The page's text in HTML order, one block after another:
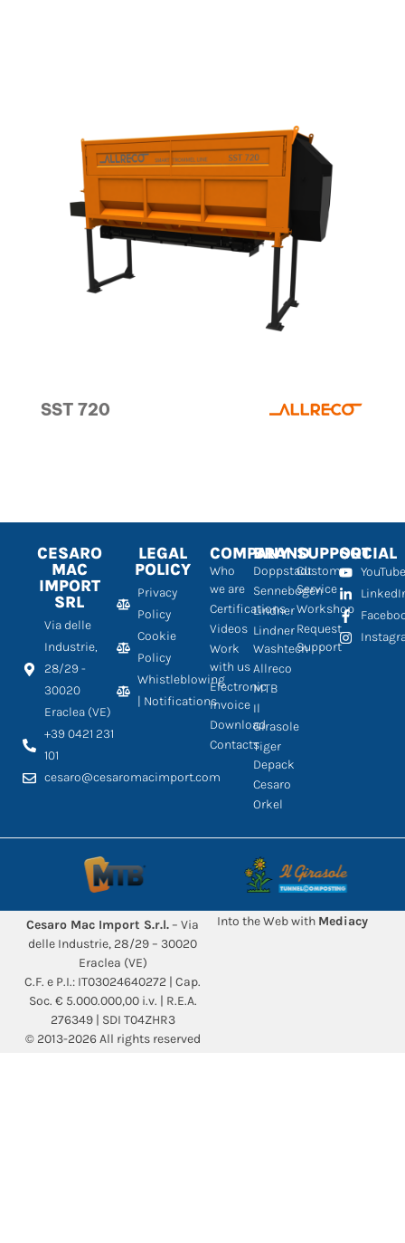
SST 720
CESARO
MAC
IMPORT
SRL
Via delle
Industrie,
28/29 -
30020
Eraclea (VE)
+39 0421 231
101
cesaro@cesaromacimport.com
LEGAL
POLICY
Privacy
Policy
Cookie
Policy
Whistleblowing
| Notifications
COMPANY
Who
we are
Certifications
Videos
Work
with us
Electronic
Invoice
Download
Contacts
BRAND
Doppstadt
Sennebogen
Lindner
Lindner
Washtech
Allreco
MTB
Il
Girasole
Tiger
Depack
Cesaro
Orkel
SUPPORT
Customer
Service
Workshop
Request
Support
SOCIAL
Cesaro Mac Import S.r.l. – Via
delle Industrie, 28/29 – 30020
Eraclea (VE)
C.F. e P.I.: IT03024640272 | Cap.
Soc. € 5.000.000,00 i.v. | R.E.A.
276349 | SDI T04ZHR3
© 2013-2026 All rights reserved
Into the Web with Mediacy